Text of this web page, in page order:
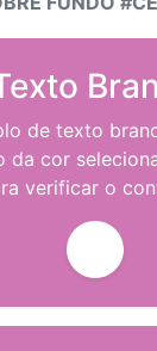
de texto
da cor
verificar o